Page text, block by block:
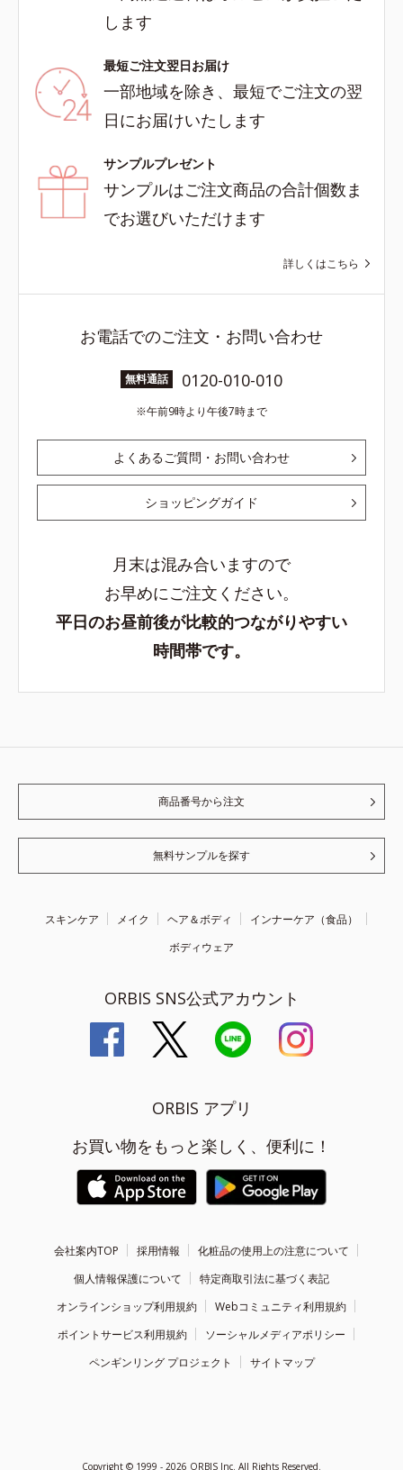
します
最短ご注文翌日お届け
一部地域を除き、最短でご注文の翌
日にお届けいたします
サンプルプレゼント
サンプルはご注文商品の合計個数ま
でお選びいただけます
詳しくはこちら
お電話でのご注文・お問い合わせ
無料通話 0120-010-010
午前9時より午後7時まで
よくあるご質問・お問い合わせ
ショッピングガイド
月末は混み合いますので
お早めにご注文ください。
平日のお昼前後が比較的つながりやすい
時間帯です。
商品番号から注文
無料サンプルを探す
スキンケア メイク ヘア＆ボディ
インナーケア（食品）
ボディウェア
ORBIS SNS公式アカウント
ORBIS アプリ
お買い物をもっと楽しく、便利に！
会社案内TOP 採用情報
化粧品の使用上の注意について
個人情報保護について
特定商取引法に基づく表記
オンラインショップ利用規約
Webコミュニティ利用規約
ポイントサービス利用規約
ソーシャルメディアポリシー
ペンギンリング プロジェクト
サイトマップ
Copyright © 1999 - 2026 ORBIS Inc. All Rights Reserved.